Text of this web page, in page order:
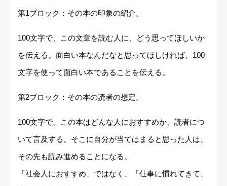
第1ブロック：その本の印象の紹介。
100文字で、この文章を読む人に、どう思ってほしいか
を伝える。面白い本なんだなと思ってほしければ、100
文字を使って面白い本であることを伝える。
第2ブロック：その本の読者の想定。
100文字で、この本はどんな人におすすめか、読者につ
いて言及する。そこに自分が当てはまると思った人は、
その先も読み進めることになる。
「社会人におすすめ」ではなく、「仕事に慣れてきて、